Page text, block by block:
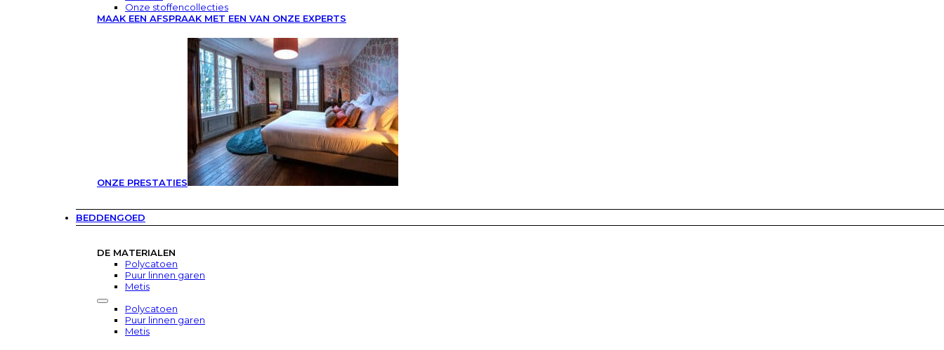
Onze stoffencollecties
MAAK EEN AFSPRAAK MET EEN VAN ONZE EXPERTS
ONZE PRESTATIES
BEDDENGOED
DE MATERIALEN
Polycatoen
Puur linnen garen
Metis
Polycatoen
Puur linnen garen
Metis